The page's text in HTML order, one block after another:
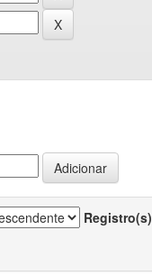
Registro(s)